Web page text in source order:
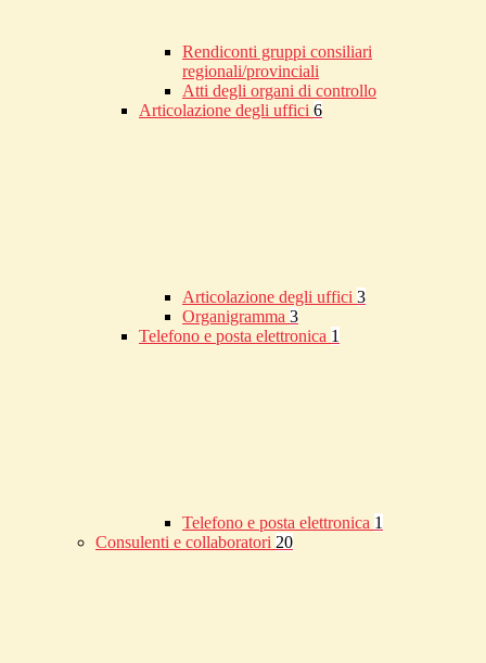
Rendiconti gruppi consiliari
regionali/provinciali
Atti degli organi di controllo
Articolazione degli uffici 6
Articolazione degli uffici 3
Organigramma 3
Telefono e posta elettronica 1
Telefono e posta elettronica 1
Consulenti e collaboratori 20